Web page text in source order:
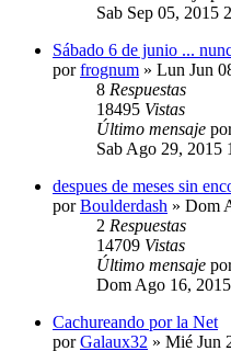
Sab Sep 05, 2015
Sábado 6 de junio ...
porfrognum » Lun Jun
8 Respuestas
18495 Vistas
Último mensaje
Sab Ago 29, 2015
despues de meses sin
porBoulderdash » Dom
2 Respuestas
14709 Vistas
Último mensaje
Dom Ago 16,
Cachureando por la Net
porGalaux32 » Mié Jun